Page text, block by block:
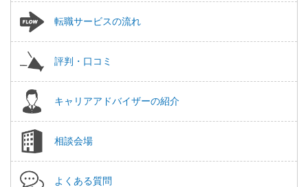
転職サービスの流れ
評判・口コミ
キャリアアドバイザーの紹介
相談会場
よくある質問